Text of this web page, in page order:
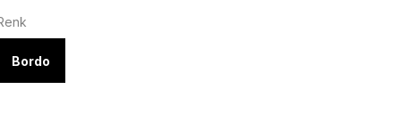
Bordo